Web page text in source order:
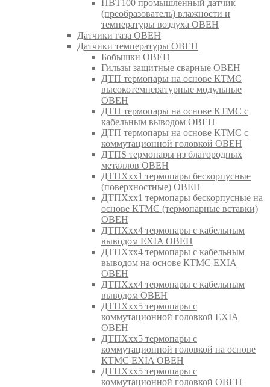
ПВТ100 промышленный датчик
(преобразователь) влажности и
температуры воздуха ОВЕН
Датчики газа ОВЕН
Датчики температуры ОВЕН
Бобышки ОВЕН
Гильзы защитные сварные ОВЕН
ДТП термопары на основе КТМС
высокотемпературные модульные
ОВЕН
ДТП термопары на основе КТМС с
кабельным выводом ОВЕН
ДТП термопары на основе КТМС с
коммутационной головкой ОВЕН
ДТПS термопары из благородных
металлов ОВЕН
ДТПХхх1 термопары бескорпусные
(поверхностные) ОВЕН
ДТПХхх1 термопары бескорпусные на
основе КТМС (термопарные вставки)
ОВЕН
ДТПХхх4 термопары с кабельным
выводом EXIA ОВЕН
ДТПХхх4 термопары с кабельным
выводом на основе КТМС EXIA
ОВЕН
ДТПХхх4 термопары с кабельным
выводом ОВЕН
ДТПХхх5 термопары с
коммутационной головкой EXIA
ОВЕН
ДТПХхх5 термопары с
коммутационной головкой на основе
КТМС EXIA ОВЕН
ДТПХхх5 термопары с
коммутационной головкой ОВЕН